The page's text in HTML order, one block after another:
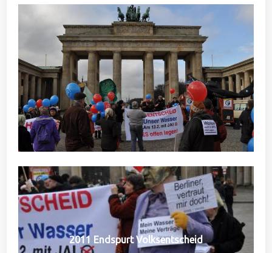
2011 Endspurt Volksentscheid